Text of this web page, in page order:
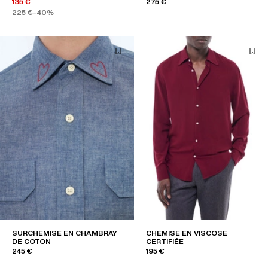
225 €-40%
SURCHEMISE EN CHAMBRAY
DE COTON
245 €
CHEMISE EN VISCOSE
CERTIFIÉE
195 €